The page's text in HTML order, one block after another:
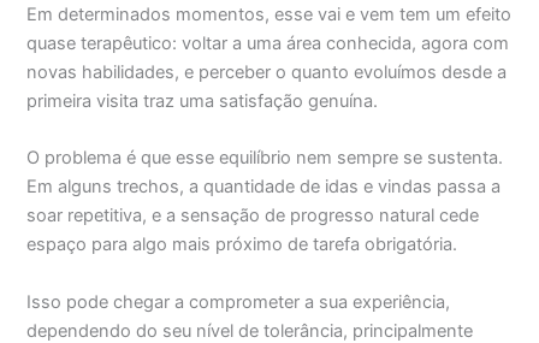
Em determinados momentos, esse vai e vem tem um efeito
quase terapêutico: voltar a uma área conhecida, agora com
novas habilidades, e perceber o quanto evoluímos desde a
primeira visita traz uma satisfação genuína.
O problema é que esse equilíbrio nem sempre se sustenta.
Em alguns trechos, a quantidade de idas e vindas passa a
soar repetitiva, e a sensação de progresso natural cede
espaço para algo mais próximo de tarefa obrigatória.
Isso pode chegar a comprometer a sua experiência,
dependendo do seu nível de tolerância, principalmente